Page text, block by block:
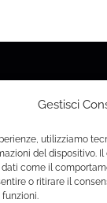
Gestisci
utilizziamo
del dispositivo.
come il
o ritirare il